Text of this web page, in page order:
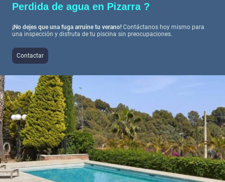
Perdida de agua en Pizarra ?
¡No dejes que una fuga arruine tu verano! Contáctanos hoy mismo para
una inspección y disfruta de tu piscina sin preocupaciones.
Contactar